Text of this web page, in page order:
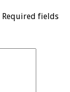
Required fields